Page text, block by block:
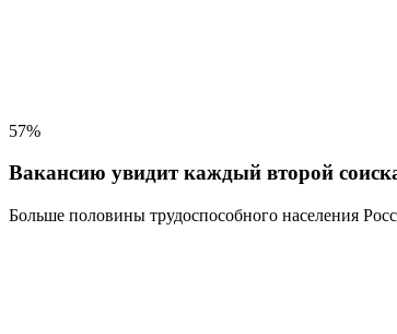
57%
Вакансию увидит каждый второй
Больше половины трудоспособного населения